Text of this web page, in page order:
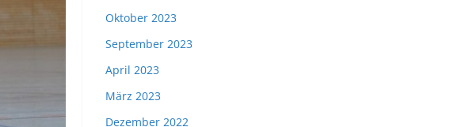
Oktober 2023
September 2023
April 2023
März 2023
Dezember 2022